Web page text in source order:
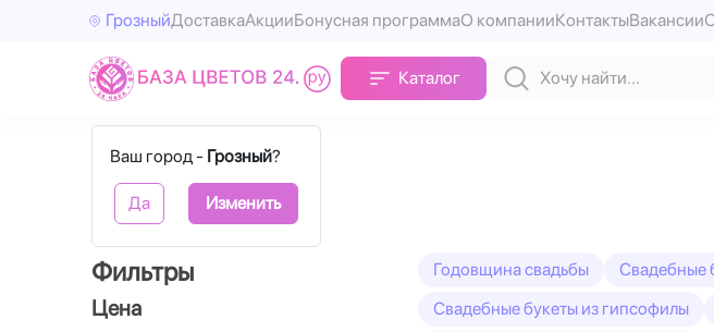
ГрозныйДоставкаАкцииБонусная программаО компанииКонтактыВакансии
Каталог
Ваш город - Грозный?
Да Изменить
Свадьба
Фильтры
Цена
Годовщина свадьбы Свадебные
Свадебные букеты из гипсофилы